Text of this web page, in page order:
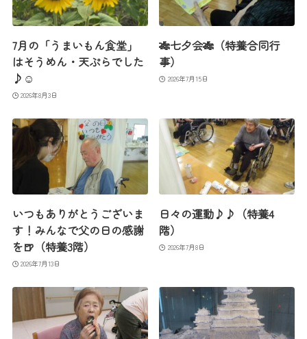
7月の「うまいもん食堂」
はそうめん・天ぷらでした
♪☺
2026年8月3日
🎋七夕会🎋（特養合同行
事）
2026年7月15日
いつもありがとうございま
す！みんなで父の日の感謝
を🍺（特養3階）
2026年7月13日
日々の運動♪♪（特養4
階）
2026年7月8日